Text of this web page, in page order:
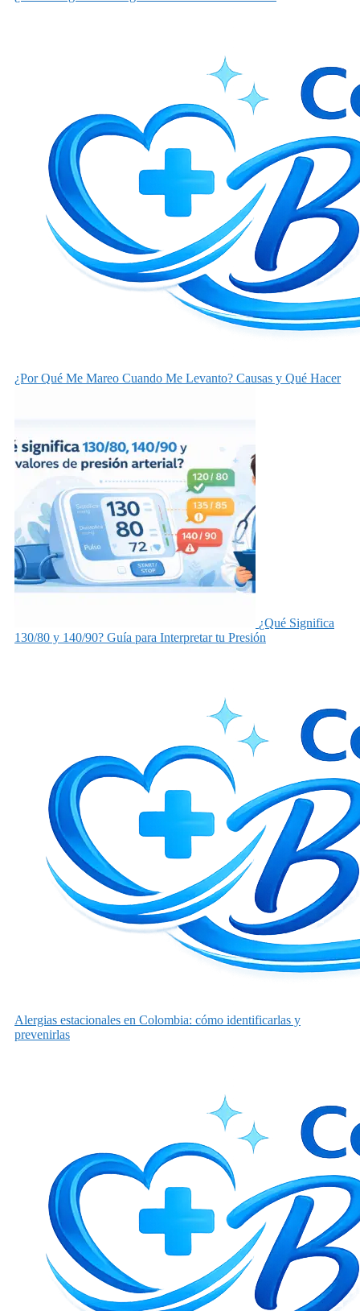
¿Por Qué Me Mareo Cuando Me Levanto? Causas y Qué Hacer
¿Qué Significa
130/80 y 140/90? Guía para Interpretar tu Presión
Alergias estacionales en Colombia: cómo identificarlas y
prevenirlas